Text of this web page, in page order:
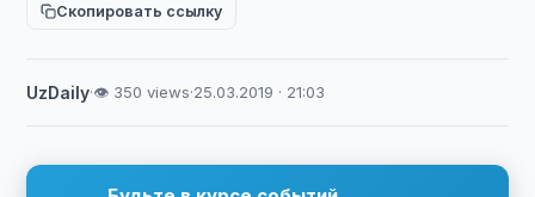
Скопировать ссылку
UzDaily·👁 350 views·25.03.2019 · 21:03